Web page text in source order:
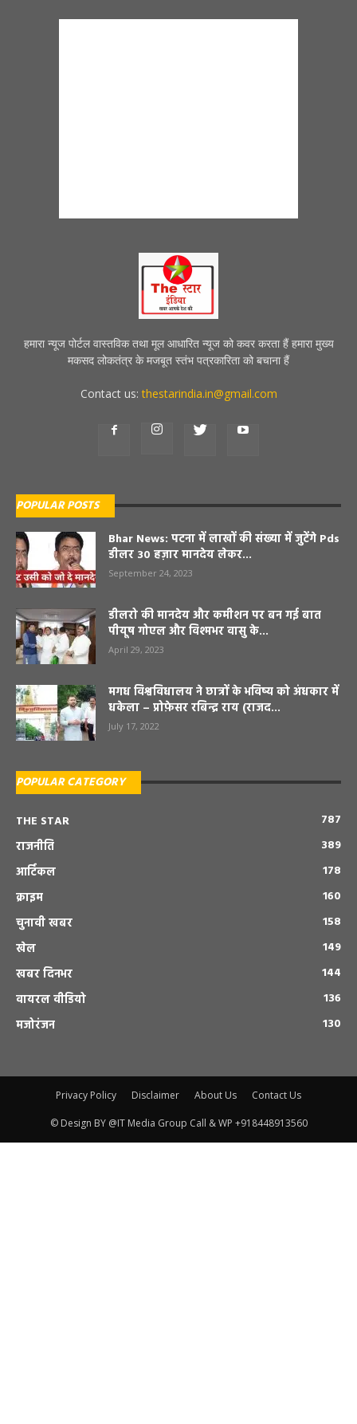
हमारा न्यूज पोर्टल वास्तविक तथा मूल आधारित न्यूज को कवर करता हैं हमारा मुख्य
मकसद लोकतंत्र के मजबूत स्तंभ पत्रकारिता को बचाना हैं
Contact us:thestarindia.in@gmail.com
POPULAR POSTS
Bhar News: पटना में लाखों की संख्या में जुटेंगे Pds
डीलर 30 हज़ार मानदेय लेकर...
September 24, 2023
डीलरो की मानदेय और कमीशन पर बन गई बात
पीयूष गोएल और विश्मभर वासु के...
April 29, 2023
मगध विश्वविधालय ने छात्रों के भविष्य को अंधकार में
धकेला – प्रोफ़ेसर रबिन्द्र राय (राजद...
July 17, 2022
POPULAR CATEGORY
THE STAR
787
राजनीति
389
आर्टिकल
178
क्राइम
160
चुनावी खबर
158
खेल
149
खबर दिनभर
144
वायरल वीडियो
136
मजोरंजन
130
Privacy Policy Disclaimer About Us Contact Us
© Design BY @IT Media Group Call & WP +918448913560